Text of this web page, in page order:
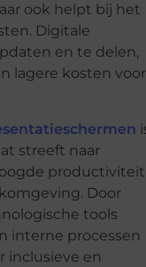
ook helpt bij het
Digitale
en te delen,
lagere kosten voor
streeft naar
productiviteit
Door
tools
interne processen
inclusieve en